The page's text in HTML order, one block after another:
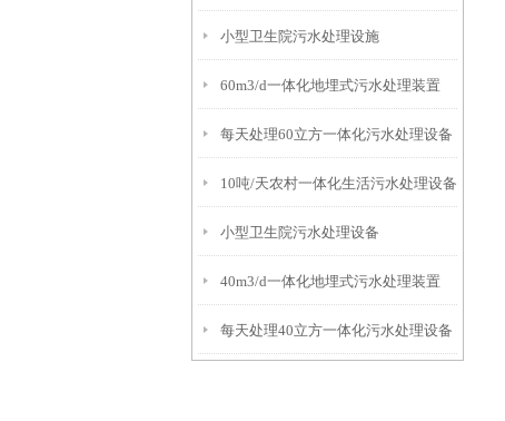
小型卫生院污水处理设施
60m3/d一体化地埋式污水处理装置
每天处理60立方一体化污水处理设备
10吨/天农村一体化生活污水处理设备
小型卫生院污水处理设备
40m3/d一体化地埋式污水处理装置
每天处理40立方一体化污水处理设备